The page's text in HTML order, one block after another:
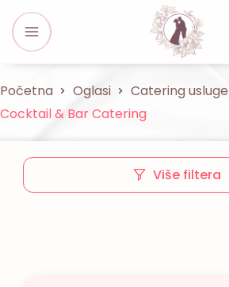
Početna Oglasi
Catering usluge
Cocktail & Bar Catering
Više filtera